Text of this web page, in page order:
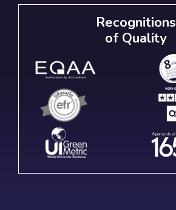
Recognitions
of Quality